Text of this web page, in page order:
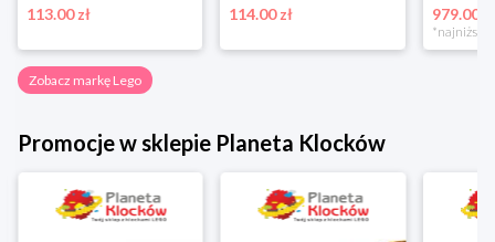
113.00 zł
114.00 zł
979.00 zł
Zobacz markę Lego
Promocje w sklepie Planeta Klocków